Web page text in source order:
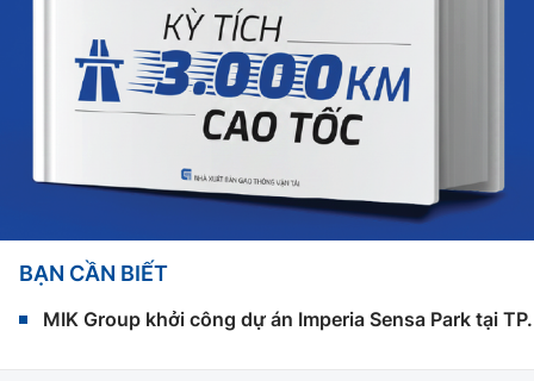
BẠN CẦN BIẾT
MIK Group khởi công dự án Imperia Sensa Park tại